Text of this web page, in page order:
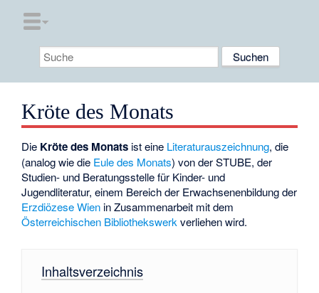
Kröte des Monats
Die Kröte des Monats ist eine Literaturauszeichnung, die
(analog wie die Eule des Monats) von der STUBE, der
Studien- und Beratungsstelle für Kinder- und
Jugendliteratur, einem Bereich der Erwachsenenbildung der
Erzdiözese Wien in Zusammenarbeit mit dem
Österreichischen Bibliothekswerkverliehen wird.
Inhaltsverzeichnis